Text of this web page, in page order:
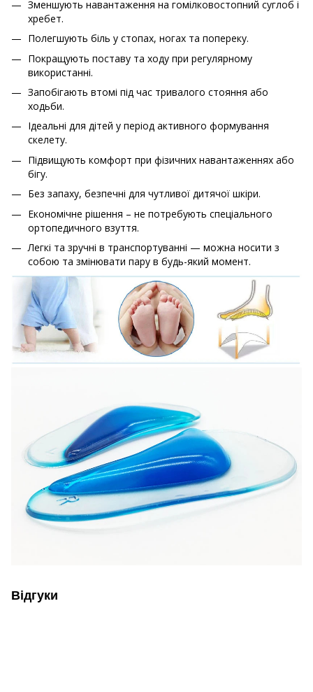
Зменшують навантаження на гомілковостопний суглоб і
хребет.
Полегшують біль у стопах, ногах та попереку.
Покращують поставу та ходу при регулярному
використанні.
Запобігають втомі під час тривалого стояння або
ходьби.
Ідеальні для дітей у період активного формування
скелету.
Підвищують комфорт при фізичних навантаженнях або
бігу.
Без запаху, безпечні для чутливої дитячої шкіри.
Економічне рішення – не потребують спеціального
ортопедичного взуття.
Легкі та зручні в транспортуванні — можна носити з
собою та змінювати пару в будь-який момент.
Відгуки